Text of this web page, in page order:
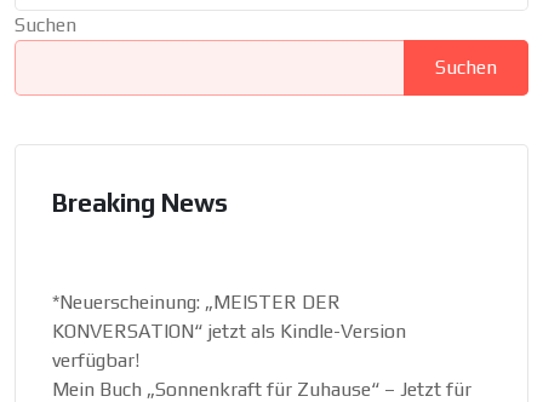
Suchen
Suchen
Breaking News
*Neuerscheinung: „MEISTER DER
KONVERSATION“ jetzt als Kindle-Version
verfügbar!
Mein Buch „Sonnenkraft für Zuhause“ – Jetzt für